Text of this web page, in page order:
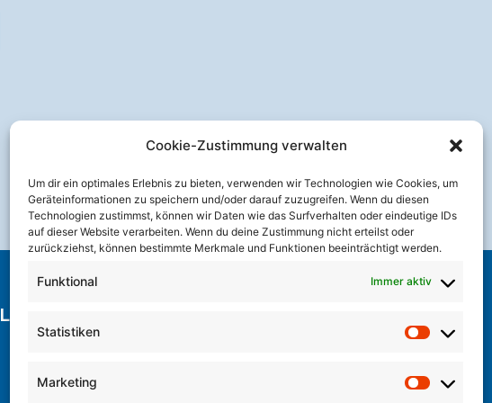
Cookie-Zustimmung verwalten
Um dir ein optimales Erlebnis zu bieten, verwenden wir Technologien wie Cookies, um
Geräteinformationen zu speichern und/oder darauf zuzugreifen. Wenn du diesen
Technologien zustimmst, können wir Daten wie das Surfverhalten oder eindeutige IDs
auf dieser Website verarbeiten. Wenn du deine Zustimmung nicht erteilst oder
zurückziehst, können bestimmte Merkmale und Funktionen beeinträchtigt werden.
Funktional Immer aktiv
Statistiken
Marketing
Links
Kontakt
Datenschutzhinweise
Cookie-Richtlinie (EU)